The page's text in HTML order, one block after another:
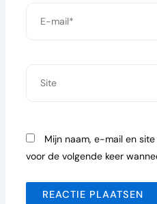
mail*
Mijn naam, e-mail en
voor de volgende keer